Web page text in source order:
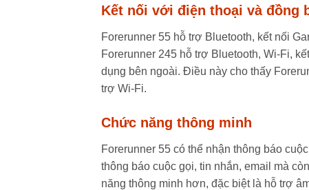
Kết nối với điện thoại và đồng
Forerunner 55 hỗ trợ Bluetooth, kết nối
Forerunner 245 hỗ trợ Bluetooth, Wi-Fi,
dụng bên ngoài. Điều này cho thấy
trợ Wi-Fi.
Chức năng thông minh
Forerunner 55 có thể nhận thông báo
thông báo cuộc gọi, tin nhắn, email mà
năng thông minh hơn, đặc biệt là hỗ trợ